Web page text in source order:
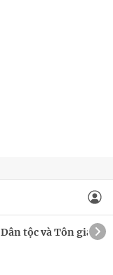
Dân tộc và Tôn giáo